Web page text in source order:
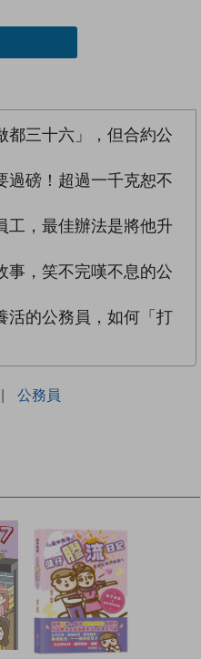
三十六」，但合約公
磅！超過一千克恕不
，最佳辦法是將他升
事，笑不完嘆不息的公
活的公務員，如何「打
| 公務員